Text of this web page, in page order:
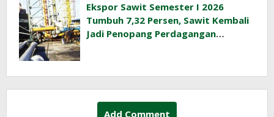
Ekspor Sawit Semester I 2026
Tumbuh 7,32 Persen, Sawit Kembali
Jadi Penopang Perdagangan
Add Comment